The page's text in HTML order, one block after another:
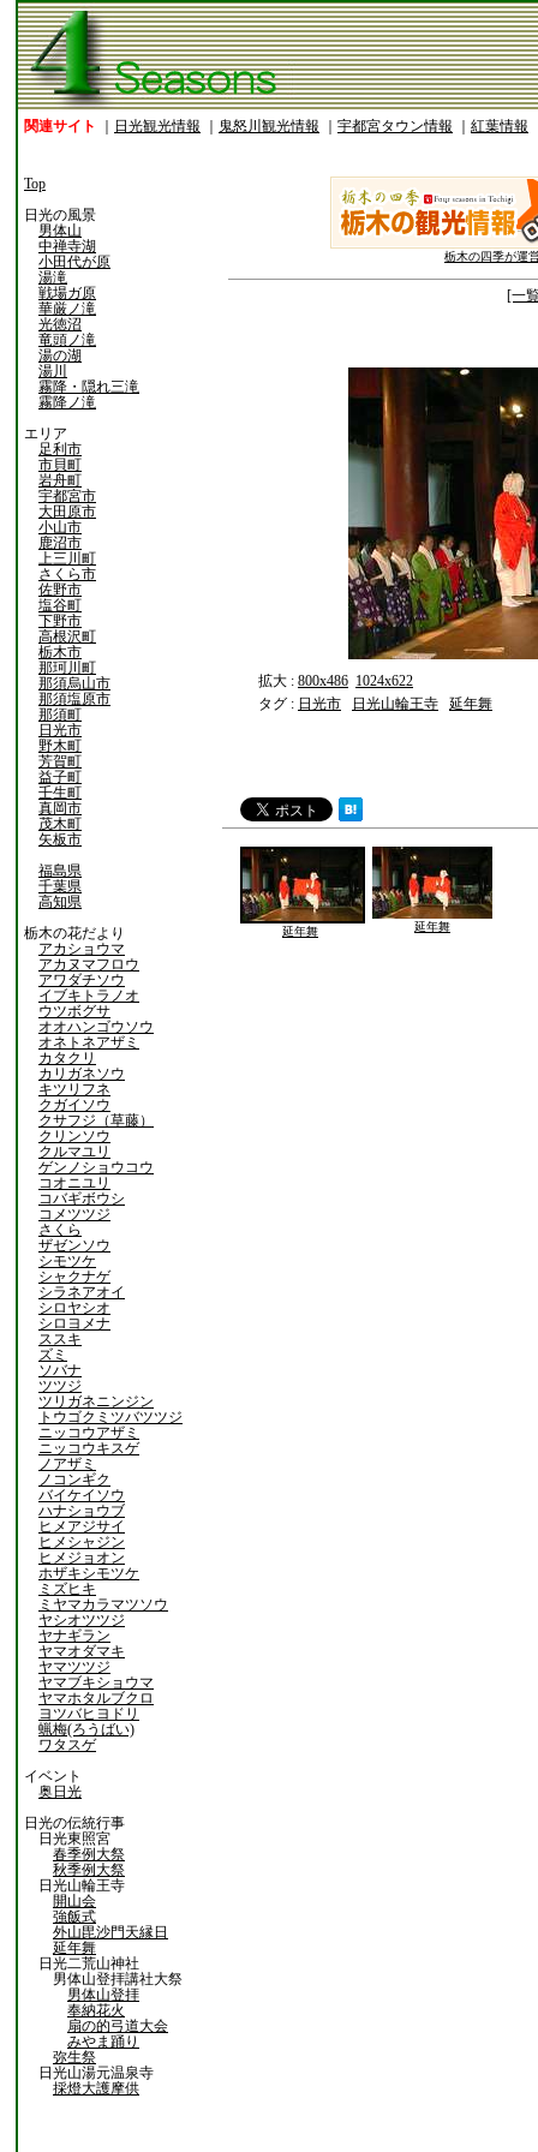
関連サイト 日光観光情報 鬼怒川観光情報 宇都宮タウン情報 紅葉情報
Top
日光の風景
男体山
中禅寺湖
小田代が原
湯滝
戦場ガ原
華厳ノ滝
光徳沼
竜頭ノ滝
湯の湖
湯川
霧降・隠れ三滝
霧降ノ滝
エリア
足利市
市貝町
岩舟町
宇都宮市
大田原市
小山市
鹿沼市
上三川町
さくら市
佐野市
塩谷町
下野市
高根沢町
栃木市
那珂川町
那須烏山市
那須塩原市
那須町
日光市
野木町
芳賀町
益子町
壬生町
真岡市
茂木町
矢板市
福島県
千葉県
高知県
栃木の花だより
アカショウマ
アカヌマフロウ
アワダチソウ
イブキトラノオ
ウツボグサ
オオハンゴウソウ
オネトネアザミ
カタクリ
カリガネソウ
キツリフネ
クガイソウ
クサフジ（草藤）
クリンソウ
クルマユリ
ゲンノショウコウ
コオニユリ
コバギボウシ
コメツツジ
さくら
ザゼンソウ
シモツケ
シャクナゲ
シラネアオイ
シロヤシオ
シロヨメナ
ススキ
ズミ
ソバナ
ツツジ
ツリガネニンジン
トウゴクミツバツツジ
ニッコウアザミ
ニッコウキスゲ
ノアザミ
ノコンギク
バイケイソウ
ハナショウブ
ヒメアジサイ
ヒメシャジン
ヒメジョオン
ホザキシモツケ
ミズヒキ
ミヤマカラマツソウ
ヤシオツツジ
ヤナギラン
ヤマオダマキ
ヤマツツジ
ヤマブキショウマ
ヤマホタルブクロ
ヨツバヒヨドリ
蝋梅(ろうばい)
ワタスゲ
イベント
奥日光
日光の伝統行事
日光東照宮
春季例大祭
秋季例大祭
日光山輪王寺
開山会
強飯式
外山毘沙門天縁日
延年舞
日光二荒山神社
男体山登拝講社大祭
男体山登拝
奉納花火
扇の的弓道大会
みやま踊り
弥生祭
日光山湯元温泉寺
採燈大護摩供
栃木の四季が運
[一
拡大 : 800x486 1024x622
タグ : 日光市 日光山輪王寺 延年舞
延年舞 延年舞